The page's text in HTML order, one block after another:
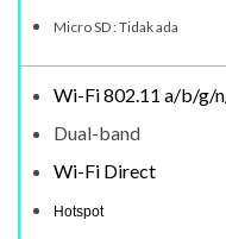
Micro SD : Tidak ada
Wi-Fi 802.11 a/b/g/
Dual-band
Wi-Fi Direct
Hotspot